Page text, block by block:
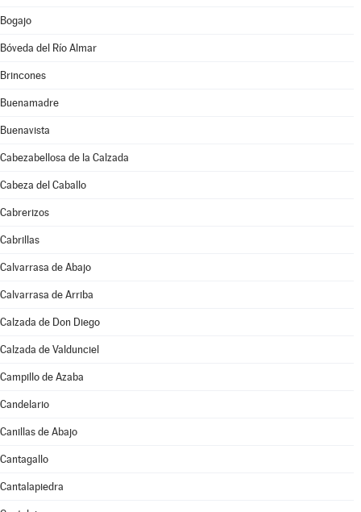
Bogajo
Bóveda del Río Almar
Brincones
Buenamadre
Buenavista
Cabezabellosa de la Calzada
Cabeza del Caballo
Cabrerizos
Cabrillas
Calvarrasa de Abajo
Calvarrasa de Arriba
Calzada de Don Diego
Calzada de Valdunciel
Campillo de Azaba
Candelario
Canillas de Abajo
Cantagallo
Cantalapiedra